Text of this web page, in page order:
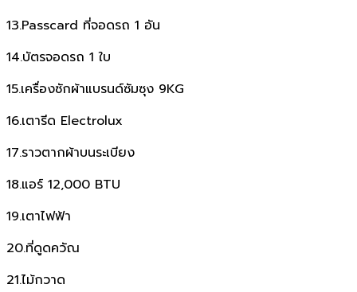
13.Passcard ที่จอดรถ 1 อัน
14.บัตรจอดรถ 1 ใบ
15.เครื่องซักผ้าแบรนด์ซัมซุง 9KG
16.เตารีด Electrolux
17.ราวตากผ้าบนระเบียง
18.แอร์ 12,000 BTU
19.เตาไฟฟ้า
20.ที่ดูดควัณ
21.ไม้กวาด